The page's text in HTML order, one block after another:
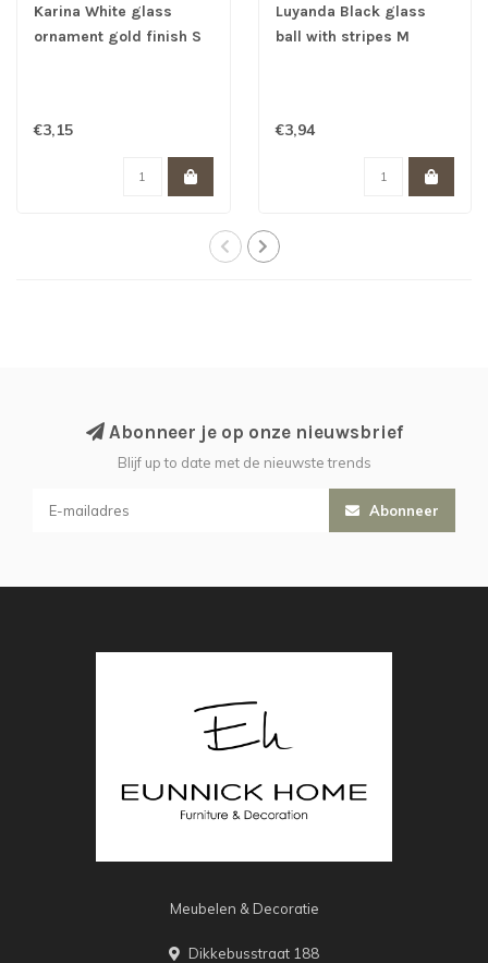
Karina White glass
ornament gold finish S
€3,15
Luyanda Black glass
ball with stripes M
€3,94
Abonneer je op onze nieuwsbrief
Blijf up to date met de nieuwste trends
Abonneer
Meubelen & Decoratie
Dikkebusstraat 188